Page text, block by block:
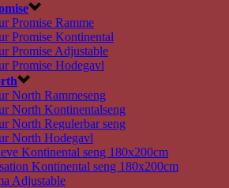
Promise Ramme
Promise Kontinental
Promise Adjustable
Promise Hodegavl
North Rammeseng
North Kontinentalseng
North Regulerbar seng
North Hodegavl
Kontinental seng 180x200cm
Kontinental seng 180x200cm
Adjustable